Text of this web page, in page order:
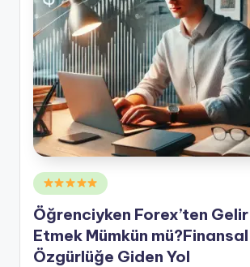
Posted
in
Öğrenciyken Forex’ten
Etmek Mümkün mü?Finansal
Özgürlüğe Giden Yol